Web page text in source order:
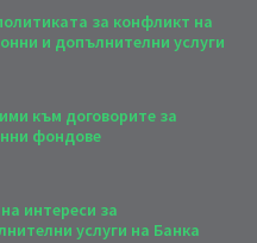
за конфликт на
и допълнителни услуги
към договорите за
фондове
интереси за
услуги на Банка